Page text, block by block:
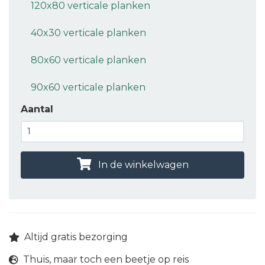
120x80 verticale planken
40x30 verticale planken
80x60 verticale planken
90x60 verticale planken
Aantal
In de winkelwagen
Altijd gratis bezorging
Thuis, maar toch een beetje op reis